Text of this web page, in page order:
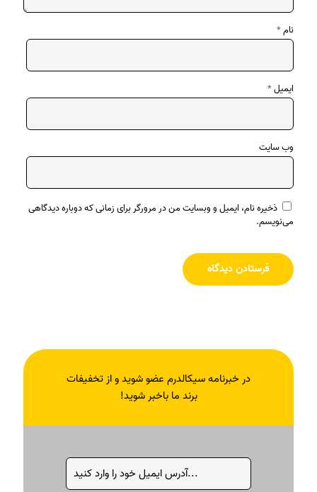
نام*
ایمیل*
وب‌ سایت
ذخیره نام، ایمیل و وبسایت من در مرورگر برای زمانی که دوباره دیدگاهی
می‌نویسم.
در خبرنامه سیکالدرم عضو شوید و از تخفیفات
برند ما باخبر شوید!